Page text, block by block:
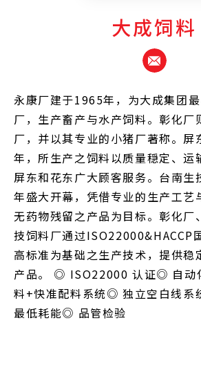
大成饲料
永康厂建于1965年，为大成集团
厂，生产畜产与水产饲料。彰化厂
厂，并以其专业的小猪厂著称。屏
年，所生产之饲料以质量穏定、运
屏东和花东广大顾客服务。台南
年盛大开幕，凭借专业的生产工艺
无药物残留之产品为目标。彰化厂
技饲料厂通过ISO22000&HACCP
高标准为基础之生产技术，提供稳
产品。 ◎ ISO22000 认证◎ 自动
料+快准配料系统◎ 独立空白线
最低耗能◎ 品管检验